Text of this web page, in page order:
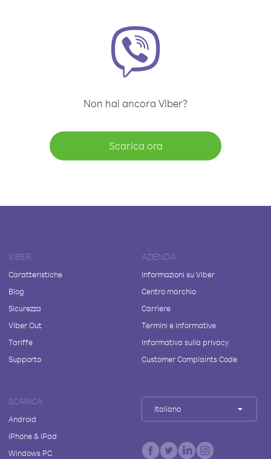
Non hai ancora Viber?
Scarica ora
VIBER
Caratteristiche
Blog
Sicurezza
Viber Out
Tariffe
Supporto
AZIENDA
Informazioni su Viber
Centro marchio
Carriere
Termini e informative
Informativa sulla privacy
Customer Complaints Code
SCARICA
Android
iPhone & iPad
Windows PC
Italiano